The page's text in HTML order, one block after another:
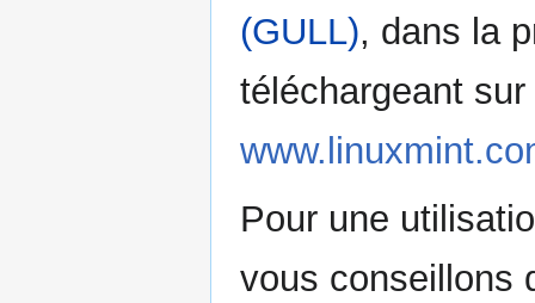
(GULL), dans la
téléchargeant
Pour une
vous conseillons